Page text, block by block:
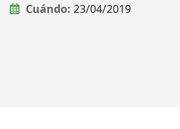
Cuándo: 23/04/2019